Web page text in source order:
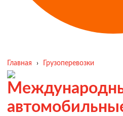
Главная › Грузоперевозки